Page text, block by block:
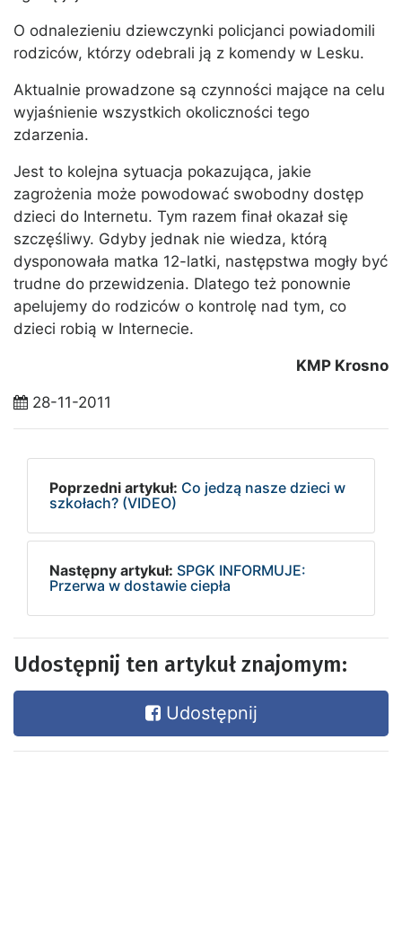
O odnalezieniu dziewczynki policjanci powiadomili
rodziców, którzy odebrali ją z komendy w Lesku.
Aktualnie prowadzone są czynności mające na celu
wyjaśnienie wszystkich okoliczności tego
zdarzenia.
Jest to kolejna sytuacja pokazująca, jakie
zagrożenia może powodować swobodny dostęp
dzieci do Internetu. Tym razem finał okazał się
szczęśliwy. Gdyby jednak nie wiedza, którą
dysponowała matka 12-latki, następstwa mogły być
trudne do przewidzenia. Dlatego też ponownie
apelujemy do rodziców o kontrolę nad tym, co
dzieci robią w Internecie.
KMP Krosno
28-11-2011
Poprzedni artykuł: Co jedzą nasze dzieci w
szkołach? (VIDEO)
Następny artykuł: SPGK INFORMUJE:
Przerwa w dostawie ciepła
Udostępnij ten artykuł znajomym:
Udostępnij